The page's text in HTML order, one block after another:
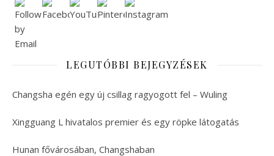
LEGUTÓBBI BEJEGYZÉSEK
Changsha egén egy új csillag ragyogott fel – Wuling
Xingguang L hivatalos premier és egy röpke látogatás
Hunan fővárosában, Changshaban